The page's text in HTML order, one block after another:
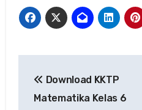
pos
Download KKTP
Matematika Kelas 6